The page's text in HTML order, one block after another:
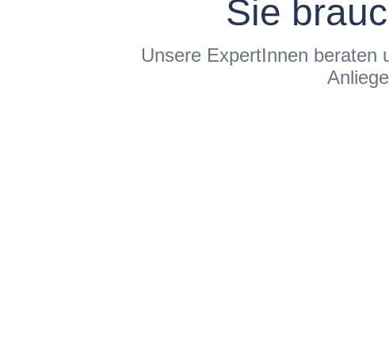
Sie
Unsere ExpertInnen beraten